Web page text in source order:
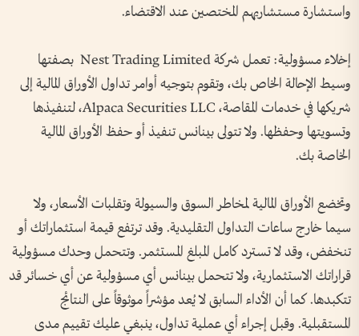
واستشارة مستشاريهم المختصين عند الاقتضاء.
إخلاء مسؤولية: تعمل شركة Nest Trading Limited بصفتها
وسيط الإحالة الخاص بك، وتقوم بتوجيه أوامر تداول الأوراق المالية إلى
شريكها في خدمات المقاصة، Alpaca Securities LLC، لتنفيذها
وتسويتها وحفظها. ولا تتولى بينانس تنفيذ أو حفظ الأوراق المالية
الخاصة بك.
وتخضع الأوراق المالية لمخاطر السوق والسيولة وتقلبات الأسعار، ولا
سيما خارج ساعات التداول التقليدية. وقد ترتفع قيمة استثماراتك أو
تنخفض، وقد لا تسترد كامل المبلغ المستثمر. وتتحمل وحدك مسؤولية
قراراتك الاستثمارية، ولا تتحمل بينانس أي مسؤولية عن أي خسائر قد
تتكبدها. كما أن الأداء السابق لا يُعد مؤشراً موثوقاً على النتائج
المستقبلية. وقبل إجراء أي عملية تداول، ينبغي عليك تقييم مدى